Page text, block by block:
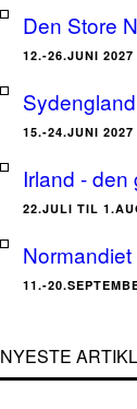
Den Store
12.-26.JUNI 2027
15.-24.JUNI 2027
Irland -
22.JULI TIL
11.-
NYESTE